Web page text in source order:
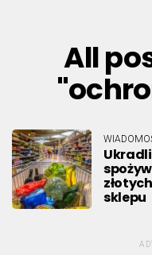
All
sklepu